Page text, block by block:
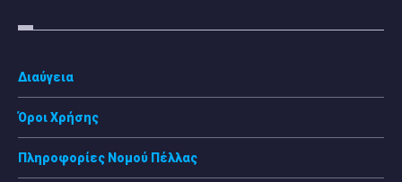
Διαύγεια
Όροι Χρήσης
Πληροφορίες Νομού Πέλλας